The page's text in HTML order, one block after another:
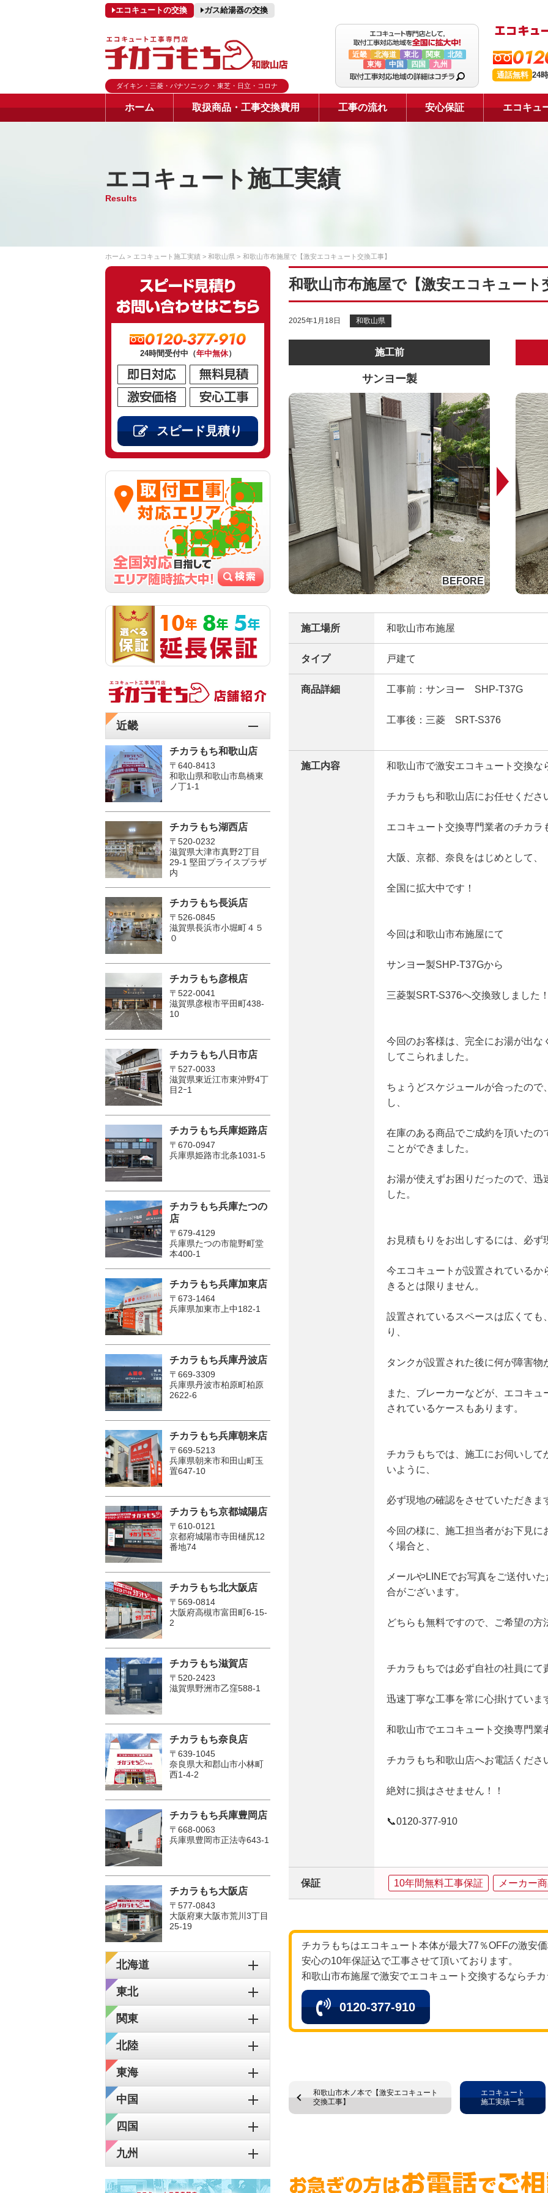
エコキュートの交換 ガス給湯器の交換
ダイキン・三菱・パナソニック・東芝・日立・コロナ
近畿 北海道 東北 関東
北陸
東海
中国 四国 九州
通話無料 24
ホーム 取扱商品・工事交換費用 工事の流れ 安心保証 エコキュ
エコキュート施工実績
Results
ホーム エコキュート施工実績 和歌山県 和歌山市布施屋で【激安エコキュート交換工事】
和歌山市布施屋で【激安エコキュート
2025年1月18日 和歌山県
施工前
サンヨー製
施工場所 和歌山市布施屋
タイプ 戸建て
商品詳細 工事前：サンヨー SHP-T37G
工事後：三菱 SRT-S376
施工内容 和歌山市で激安エコキュート交換な
チカラもち和歌山店にお任せくださ
エコキュート交換専門業者のチカラ
大阪、京都、奈良をはじめとして、
全国に拡大中です！
今回は和歌山市布施屋にて
サンヨー製SHP-T37Gから
三菱製SRT-S376へ交換致しました
今回のお客様は、完全にお湯が出
してこられました。
ちょうどスケジュールが合ったの
し、
在庫のある商品でご成約を頂いた
ことができました。
お湯が使えずお困りだったので、
した。
お見積もりをお出しするには、必ず
今エコキュートが設置されている
きるとは限りません。
設置されているスペースは広くて
り、
タンクが設置された後に何が障害
また、ブレーカーなどが、エコキ
されているケースもあります。
チカラもちでは、施工にお伺いし
いように、
必ず現地の確認をさせていただきま
今回の様に、施工担当者がお下見
く場合と、
メールやLINEでお写真をご送付い
合がございます。
どちらも無料ですので、ご希望の
チカラもちでは必ず自社の社員にて
迅速丁寧な工事を常に心掛けていま
和歌山市でエコキュート交換専門業
チカラもち和歌山店へお電話くださ
絶対に損はさせません！！
📞0120‐377‐910
保証 10年間無料工事保証 メーカー
チカラもちはエコキュート本体が最大77％OFFの激安
安心の10年保証込で工事させて頂いております。
和歌山市布施屋で激安でエコキュート交換するならチ
0120-377-910
和歌山市木ノ本で【激安エコキュート
交換工事】
エコキュート
施工実績一覧
0120-377-910
24時間受付中（年中無休）
スピード見積り
近畿
チカラもち和歌山店
〒640-8413
和歌山県和歌山市島橋東
ノ丁1-1
チカラもち湖西店
〒520-0232
滋賀県大津市真野2丁目
29-1 堅田プライスプラザ
内
チカラもち長浜店
〒526-0845
滋賀県長浜市小堀町４５
０
チカラもち彦根店
〒522-0041
滋賀県彦根市平田町438-
10
チカラもち八日市店
〒527-0033
滋賀県東近江市東沖野4丁
目2ｰ1
チカラもち兵庫姫路店
〒670-0947
兵庫県姫路市北条1031-5
チカラもち兵庫たつの
店
〒679-4129
兵庫県たつの市龍野町堂
本400-1
チカラもち兵庫加東店
〒673-1464
兵庫県加東市上中182-1
チカラもち兵庫丹波店
〒669-3309
兵庫県丹波市柏原町柏原
2622-6
チカラもち兵庫朝来店
〒669-5213
兵庫県朝来市和田山町玉
置647-10
チカラもち京都城陽店
〒610-0121
京都府城陽市寺田樋尻12
番地74
チカラもち北大阪店
〒569-0814
大阪府高槻市富田町6-15-
2
チカラもち滋賀店
〒520-2423
滋賀県野洲市乙窪588-1
チカラもち奈良店
〒639-1045
奈良県大和郡山市小林町
西1-4-2
チカラもち兵庫豊岡店
〒668-0063
兵庫県豊岡市正法寺643-1
チカラもち大阪店
〒577-0843
大阪府東大阪市荒川3丁目
25-19
北海道
東北
関東
北陸
東海
中国
四国
九州